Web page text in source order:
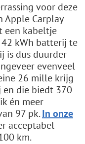
voor deze
Apple Carplay
een kabeltje
42 kWh batterij te
is dus duurder
evenveel
26 mille krijg
die biedt 370
én meer
97 pk.In onze
acceptabel
km.